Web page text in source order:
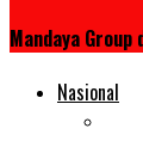
Mandaya
Nasional